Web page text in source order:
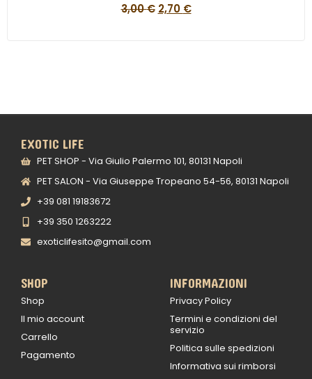
3,00€ 2,70 €
EXOTIC LIFE
PET SHOP - Via Giulio Palermo 101, 80131 Napoli
PET SALON - Via Giuseppe Tropeano 54-56, 80131 Napoli
+39 081 19183672
+39 350 1263222
exoticlifesito@gmail.com
SHOP
Shop
Il mio account
Carrello
Pagamento
INFORMAZIONI
Privacy Policy
Termini e condizioni del
servizio
Politica sulle spedizioni
Informativa sui rimborsi